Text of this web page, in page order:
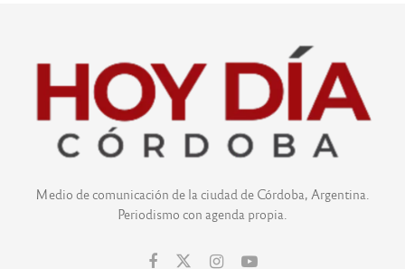
Medio de comunicación de la ciudad de Córdoba, Argentina.
Periodismo con agenda propia.